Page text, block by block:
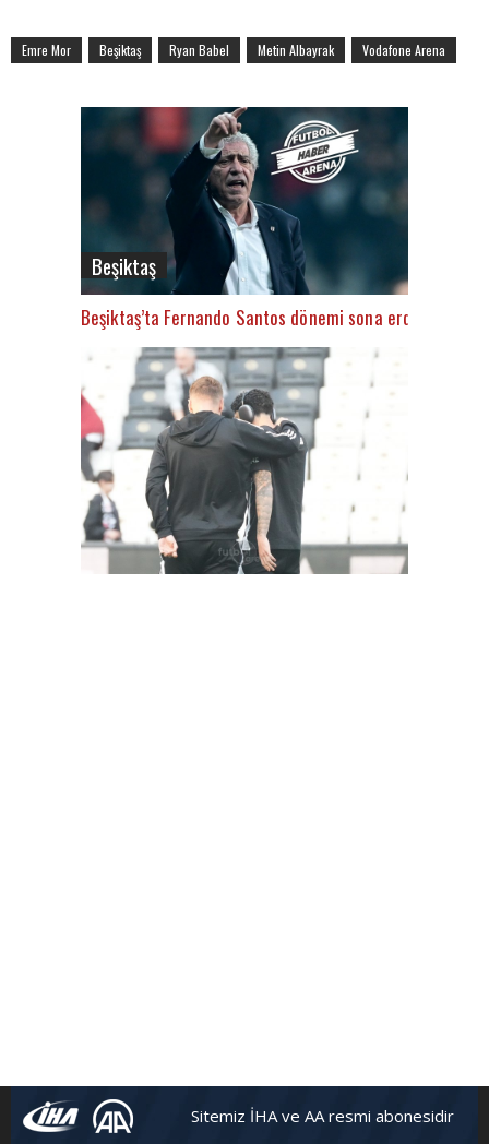
Emre Mor Beşiktaş Ryan Babel Metin Albayrak Vodafone Arena
Beşiktaş
Beşiktaş’ta Fernando Santos dönemi sona erdi
Sitemiz İHA ve AA resmi abonesidir